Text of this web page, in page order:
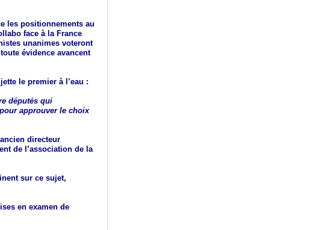
les positionnements au
face à la France
unanimes voteront
évidence avancent
le premier à l’eau :
députés qui
approuver le choix
directeur
de l’association de la
sur ce sujet,
en examen de